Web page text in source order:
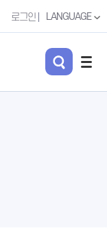
로그인 LANGUAGE